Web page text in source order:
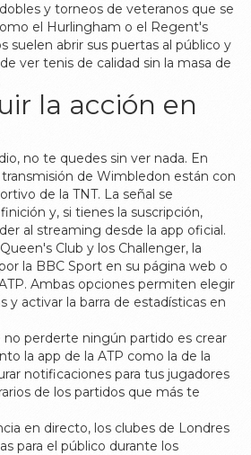
y torneos de veteranos que se
el Hurlingham o el Regent's
suelen abrir sus puertas al público y
ver tenis de calidad sin la masa de
la acción en
no te quedes sin ver nada. En
de Wimbledon están con
de la TNT. La señal se
y, si tienes la suscripción,
al streaming desde la app oficial.
Club y los Challenger, la
la BBC Sport en su página web o
Ambas opciones permiten elegir
y activar la barra de estadísticas en
no perderte ningún partido es crear
la app de la ATP como la de la
notificaciones para tus jugadores
de los partidos que más te
en directo, los clubes de Londres
para el público durante los